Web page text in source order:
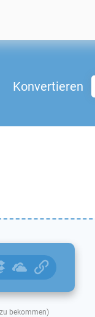
Konvertieren
bekommen)